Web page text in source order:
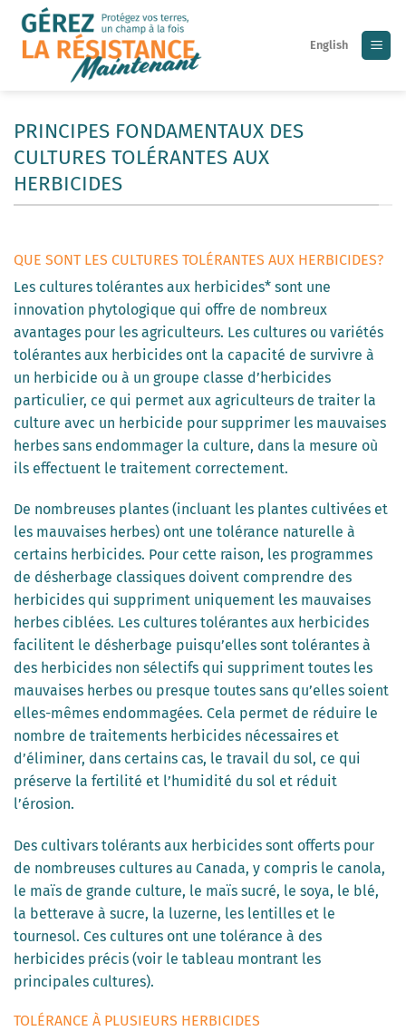
Skip
content
English
PRINCIPES FONDAMENTAUX DES
CULTURES TOLÉRANTES AUX
HERBICIDES
QUE SONT LES CULTURES TOLÉRANTES AUX HERBICIDES?
Les cultures tolérantes aux herbicides* sont une
innovation phytologique qui offre de nombreux
avantages pour les agriculteurs. Les cultures ou variétés
tolérantes aux herbicides ont la capacité de survivre à
un herbicide ou à un groupe classe d’herbicides
particulier, ce qui permet aux agriculteurs de traiter la
culture avec un herbicide pour supprimer les mauvaises
herbes sans endommager la culture, dans la mesure où
ils effectuent le traitement correctement.
De nombreuses plantes (incluant les plantes cultivées et
les mauvaises herbes) ont une tolérance naturelle à
certains herbicides. Pour cette raison, les programmes
de désherbage classiques doivent comprendre des
herbicides qui suppriment uniquement les mauvaises
herbes ciblées. Les cultures tolérantes aux herbicides
facilitent le désherbage puisqu’elles sont tolérantes à
des herbicides non sélectifs qui suppriment toutes les
mauvaises herbes ou presque toutes sans qu’elles soient
elles-mêmes endommagées. Cela permet de réduire le
nombre de traitements herbicides nécessaires et
d’éliminer, dans certains cas, le travail du sol, ce qui
préserve la fertilité et l’humidité du sol et réduit
l’érosion.
Des cultivars tolérants aux herbicides sont offerts pour
de nombreuses cultures au Canada, y compris le canola,
le maïs de grande culture, le maïs sucré, le soya, le blé,
la betterave à sucre, la luzerne, les lentilles et le
tournesol. Ces cultures ont une tolérance à des
herbicides précis (voir le tableau montrant les
principales cultures).
TOLÉRANCE À PLUSIEURS HERBICIDES